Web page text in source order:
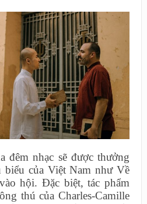
đêm nhạc sẽ được thưởng
biểu của Việt Nam như Về
hội. Đặc biệt, tác phẩm
thú của Charles-Camille